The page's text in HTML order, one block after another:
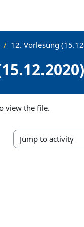
12. Vorlesung
view the file.
Jump to activity